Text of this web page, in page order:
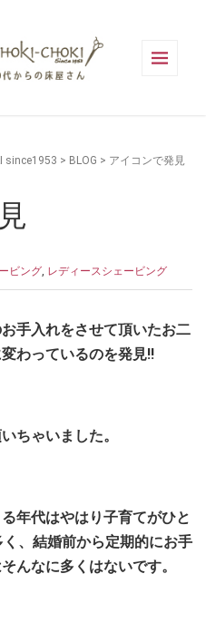
since1953 > BLOG > アイコンで発見
ビング, レディースシェービング
手入れをさせて頂いたお二
わっているのを発見!!
ちゃいました。
年代はやはり子育てがひと
、結婚前から定期的にお手
んなに多くはないです。